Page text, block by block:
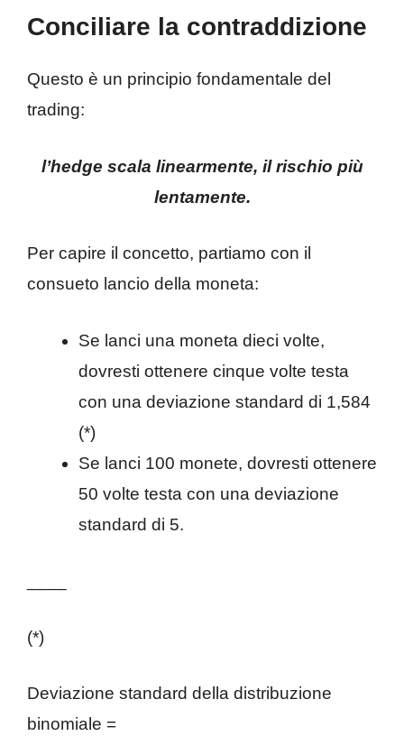
Conciliare la contraddizione
Questo è un principio fondamentale del
trading:
l’hedge scala linearmente, il rischio più
lentamente.
Per capire il concetto, partiamo con il
consueto lancio della moneta:
Se lanci una moneta dieci volte,
dovresti ottenere cinque volte testa
con una deviazione standard di 1,584
(*)
Se lanci 100 monete, dovresti ottenere
50 volte testa con una deviazione
standard di 5.
(*)
Deviazione standard della distribuzione
binomiale =